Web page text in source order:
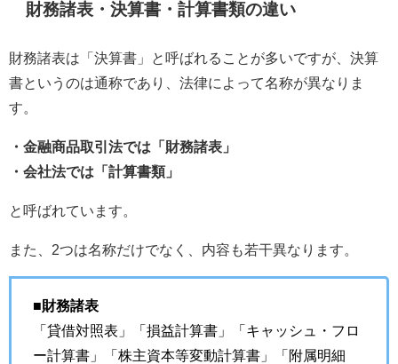
財務諸表・決算書・計算書類の違い
財務諸表は「決算書」と呼ばれることが多いですが、決算
書というのは通称であり、法律によって名称が異なりま
す。
・金融商品取引法では「財務諸表」
・会社法では「計算書類」
と呼ばれています。
また、2つは名称だけでなく、内容も若干異なります。
■財務諸表
「貸借対照表」「損益計算書」「キャッシュ・フロ
ー計算書」「株主資本等変動計算書」「附属明細